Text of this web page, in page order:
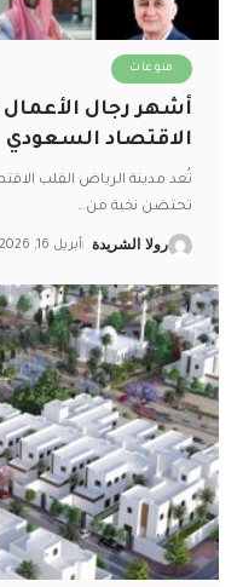
منوعات
أشهر رجال
الاقتصاد السعودي
تُعد مدينة الرياض القلب
تحتضن نخبة من…
رولا الشريدة أبريل 16, 2026